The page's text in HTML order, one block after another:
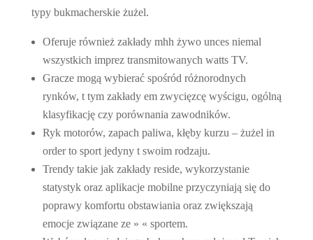
typy bukmacherskie żużel.
Oferuje również zakłady mhh żywo unces niemal
wszystkich imprez transmitowanych watts TV.
Gracze mogą wybierać spośród różnorodnych
rynków, t tym zakłady em zwycięzcę wyścigu, ogólną
klasyfikację czy porównania zawodników.
Ryk motorów, zapach paliwa, kłęby kurzu – żużel in
order to sport jedyny t swoim rodzaju.
Trendy takie jak zakłady reside, wykorzystanie
statystyk oraz aplikacje mobilne przyczyniają się do
poprawy komfortu obstawiania oraz zwiększają
emocje związane ze » « sportem.